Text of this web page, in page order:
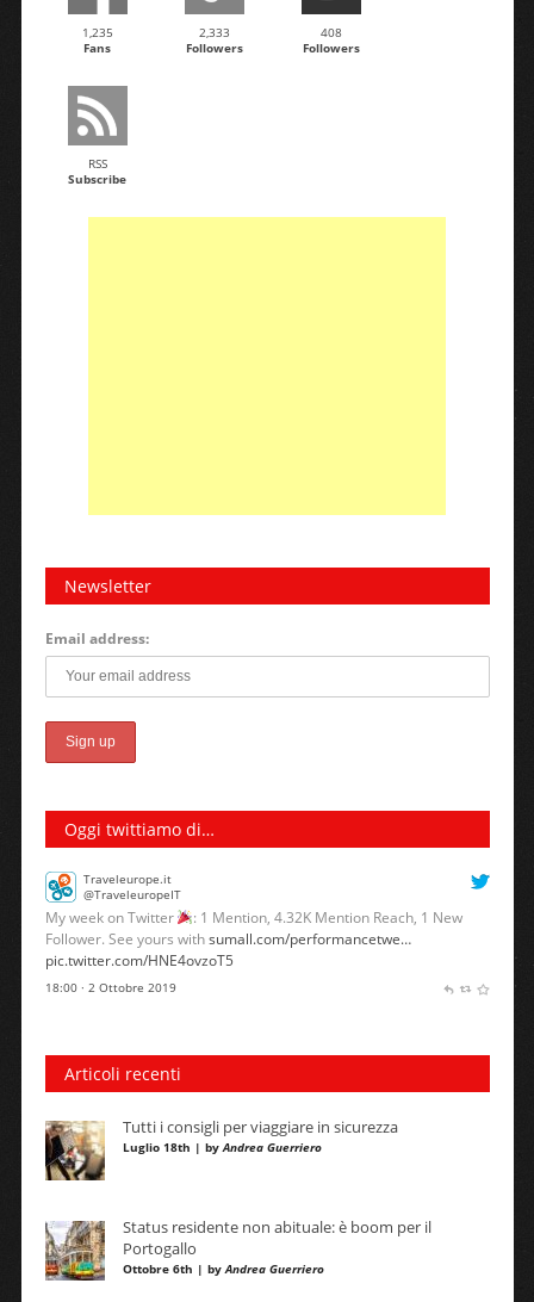
1,235
Fans
2,333
Followers
408
Followers
RSS
Subscribe
Newsletter
Email address:
Oggi twittiamo di…
Traveleurope.it
@TraveleuropeIT
My week on Twitter
: 1 Mention, 4.32K Mention Reach, 1 New
Follower. See yours withsumall.com/performancetwe…
pic.twitter.com/HNE4ovzoT5
18:00 · 2 Ottobre 2019
Articoli recenti
Tutti i consigli per viaggiare in sicurezza
Luglio 18th | byAndrea Guerriero
Status residente non abituale: è boom per il
Portogallo
Ottobre 6th | byAndrea Guerriero